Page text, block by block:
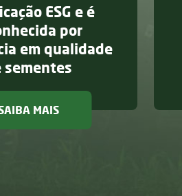
no agro brasileiro
ESG e é
por
em qualidade
sementes
MAISsobre Sementes